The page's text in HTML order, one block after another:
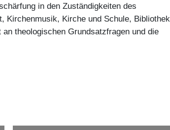
in den Zuständigkeiten des
Kirchenmusik, Kirche und Schule, Bibliothek
theologischen Grundsatzfragen und die